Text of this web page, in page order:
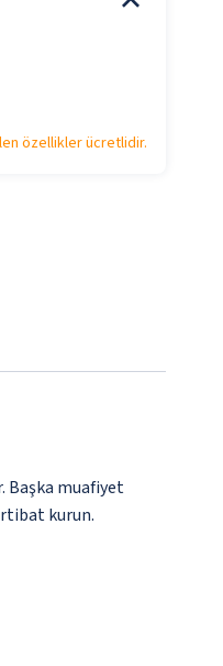
özellikler ücretlidir.
Başka muafiyet
kurun.